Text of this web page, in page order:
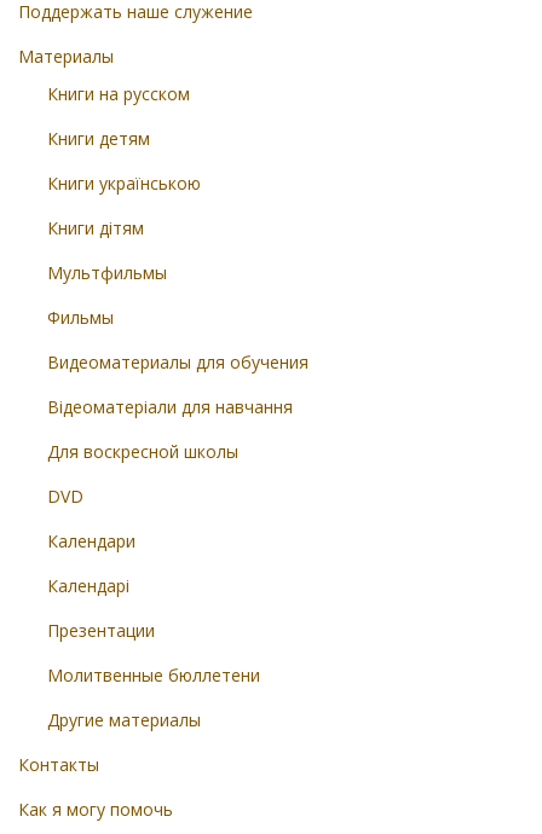
Поддержать наше служение
Материалы
Книги на русском
Книги детям
Книги українською
Книги дітям
Мультфильмы
Фильмы
Видеоматериалы для обучения
Відеоматеріали для навчання
Для воскресной школы
DVD
Календари
Календарі
Презентации
Молитвенные бюллетени
Другие материалы
Контакты
Как я могу помочь